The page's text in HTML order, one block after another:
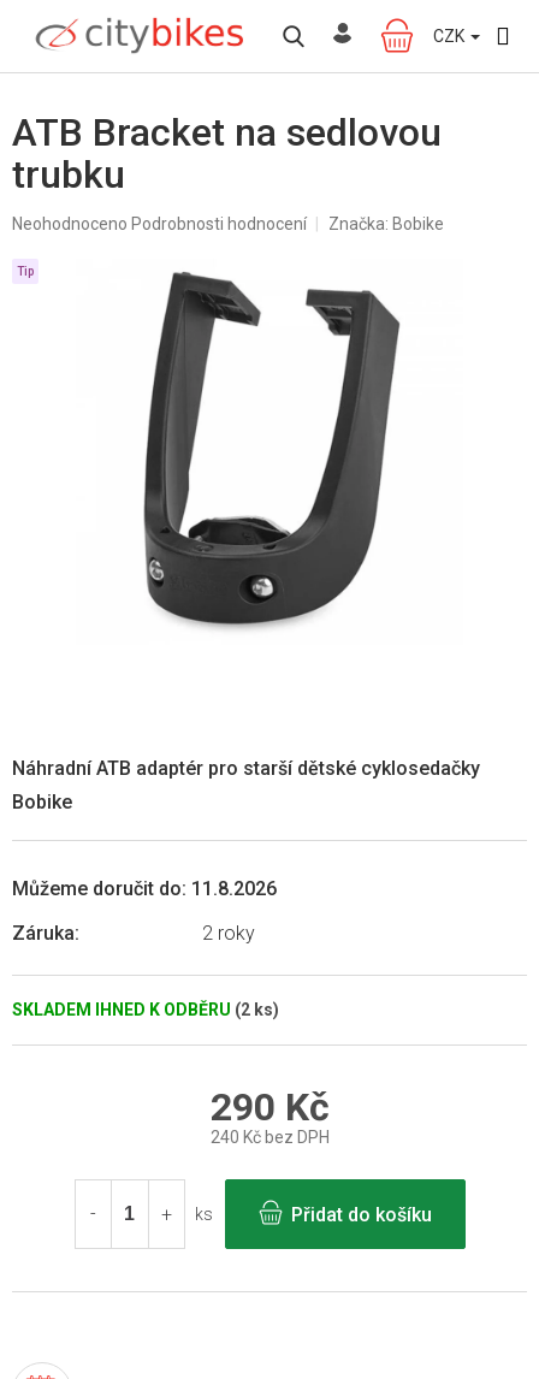
obsah
NÁKUPNÍ
KOŠÍK
CZK
ATB Bracket na sedlovou
trubku
Průměrné
produktu
Neohodnoceno Podrobnosti hodnocení Značka: Bobike
Tip
SKLADEM IHNED K ODBĚRU (2 ks)
Můžeme doručit do: 11.8.2026
Záruka: 2 roky
Náhradní ATB adaptér pro starší dětské cyklosedačky
Bobike
290 Kč
240 Kč bez DPH
cena:
ks
Přidat do košíku